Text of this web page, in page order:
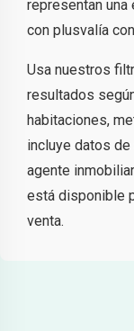
representan
con plusvalía
Usa nuestros
resultados
habitaciones,
incluye datos
agente
está disponible
venta.